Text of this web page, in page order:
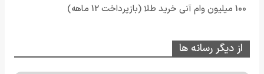
100 میلیون وام آنی خرید طلا (بازپرداخت 12 ماهه)
از دیگر رسانه ها